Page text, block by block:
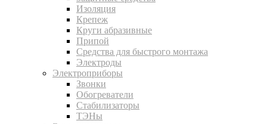
Изоляция
Крепеж
Круги абразивные
Припой
Средства для быстрого монтажа
Электроды
Электроприборы
Звонки
Обогреватели
Стабилизаторы
ТЭНы